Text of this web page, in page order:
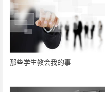
那些学生教会我的事